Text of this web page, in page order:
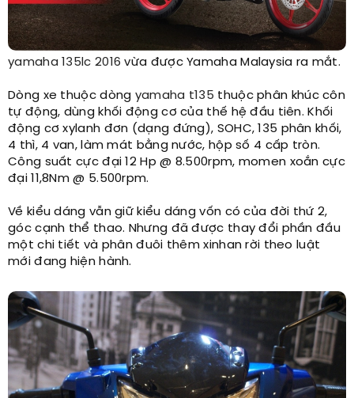
yamaha 135lc 2016 vừa được Yamaha Malaysia ra mắt.​
Dòng xe thuộc dòng yamaha t135 thuộc phân khúc côn
tự động, dùng khối động cơ của thế hệ đầu tiên. Khối
động cơ xylanh đơn (dạng đứng), SOHC, 135 phân khối,
4 thì, 4 van, làm mát bằng nước, hộp số 4 cấp tròn.
Công suất cực đại 12 Hp @ 8.500rpm, momen xoắn cực
đại 11,8Nm @ 5.500rpm.
Về kiểu dáng vẫn giữ kiểu dáng vốn có của đời thứ 2,
góc cạnh thể thao. Nhưng đã được thay đổi phần đầu
một chi tiết và phân đuôi thêm xinhan rời theo luật
mới đang hiện hành.